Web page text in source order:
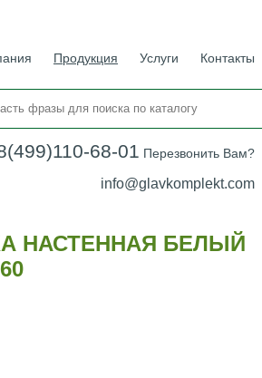
Продукция Услуги Контакты
68-01 Перезвонить Вам?
info@glavkomplekt.com
НАСТЕННАЯ БЕЛЫЙ